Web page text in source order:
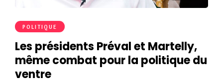
POLITIQUE
Les présidents Préval et Martelly,
même combat pour la politique du
ventre